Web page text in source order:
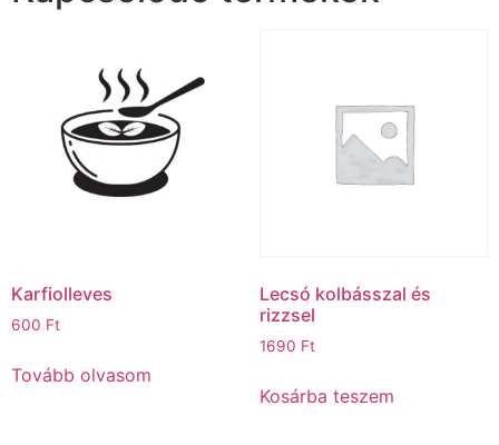
Karfiolleves
600 Ft
Tovább olvasom
Lecsó kolbásszal és
rizzsel
1690 Ft
Kosárba teszem